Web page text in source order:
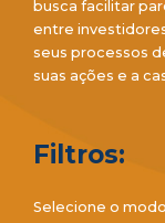
busca facilitar
entre
seus processos
suas ações e a
Filtros:
Selecione o